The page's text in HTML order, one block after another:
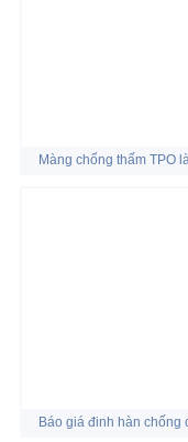
Màng chống thấm TPO
Báo giá đinh hàn chống